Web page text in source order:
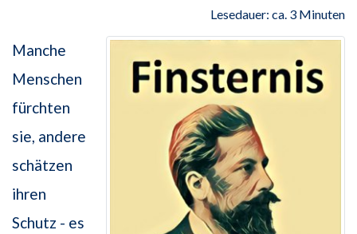
Lesedauer: ca. 3 Minuten
Manche
Menschen
fürchten
sie, andere
schätzen
ihren
Schutz - es